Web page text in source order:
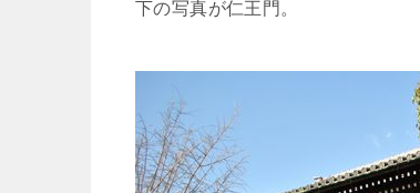
下の写真が仁王門。